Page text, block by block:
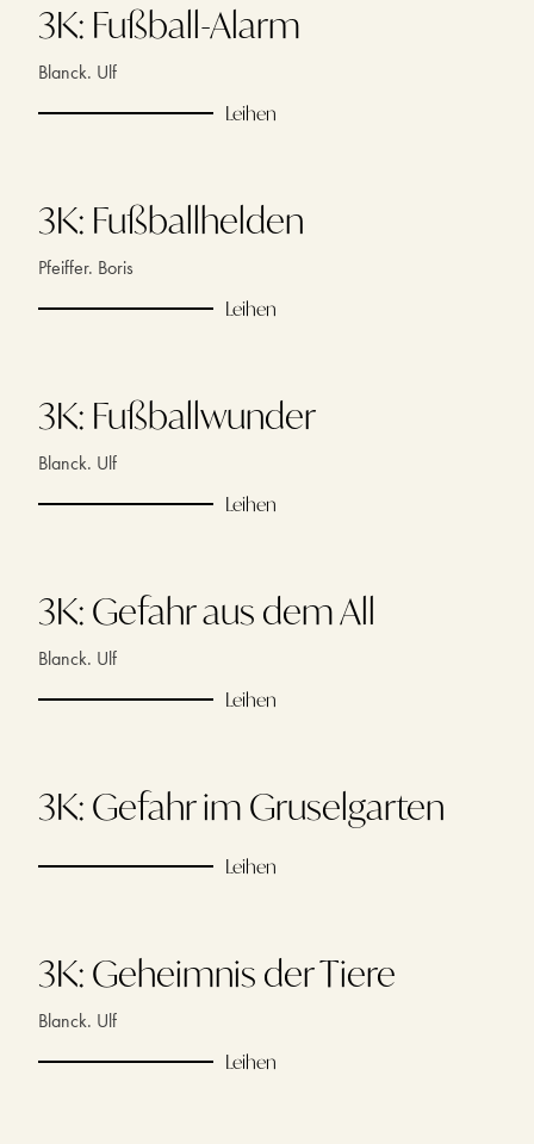
3K: Fußball-Alarm
Blanck. Ulf
Leihen
3K: Fußballhelden
Pfeiffer. Boris
Leihen
3K: Fußballwunder
Blanck. Ulf
Leihen
3K: Gefahr aus dem All
Blanck. Ulf
Leihen
3K: Gefahr im Gruselgarten
Leihen
3K: Geheimnis der Tiere
Blanck. Ulf
Leihen